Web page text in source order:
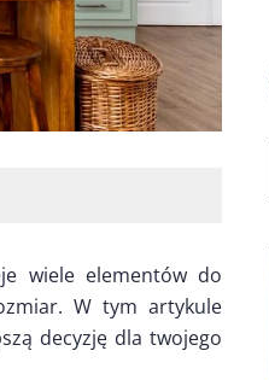
wiele elementów do
W tym artykule
decyzję dla twojego